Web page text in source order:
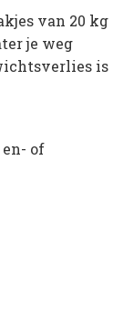
van 20 kg
je weg
is
of